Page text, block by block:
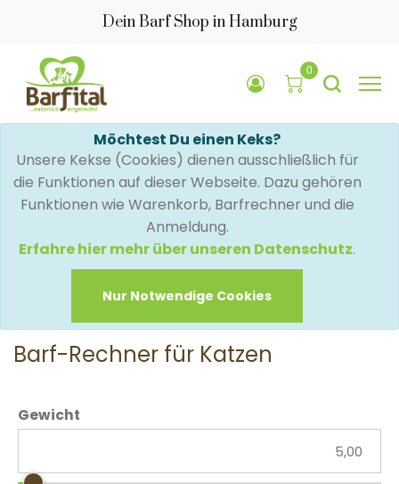
Dein Barf Shop in Hamburg
0
Möchtest Du einen Keks?
Unsere Kekse (Cookies) dienen ausschließlich für
die Funktionen auf dieser Webseite. Dazu gehören
Funktionen wie Warenkorb, Barfrechner und die
Anmeldung.
Erfahre hier mehr über unseren Datenschutz.
Nur Notwendige Cookies
Barf-Rechner für Katzen
Gewicht